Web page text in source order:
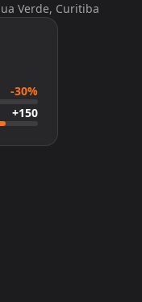
Verde, Curitiba
-30%
+150